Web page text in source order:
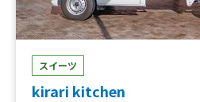
スイーツ
kirari kitchen